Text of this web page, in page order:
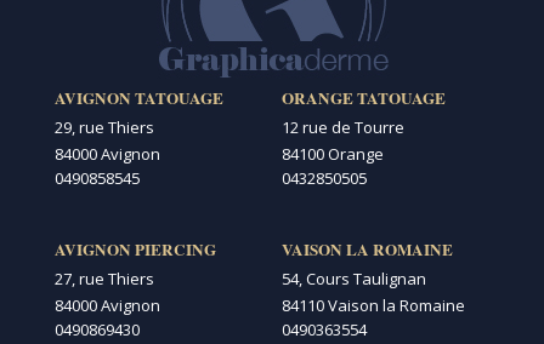
AVIGNON TATOUAGE
29, rue Thiers
84000 Avignon
0490858545
AVIGNON PIERCING
27, rue Thiers
84000 Avignon
0490869430
ORANGE TATOUAGE
12 rue de Tourre
84100 Orange
0432850505
VAISON LA ROMAINE
54, Cours Taulignan
84110 Vaison la Romaine
0490363554